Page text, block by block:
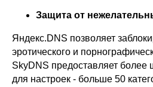
Защита от
Яндекс.DNS позволяет
эротического и
SkyDNS предоставляет более
для настроек - больше 50